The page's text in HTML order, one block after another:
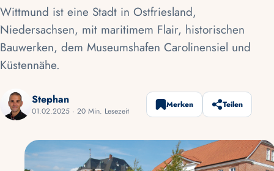
Wittmund ist eine Stadt in Ostfriesland,
Niedersachsen, mit maritimem Flair, historischen
Bauwerken, dem Museumshafen Carolinensiel und
Küstennähe.
Stephan
01.02.2025 · 20 Min. Lesezeit
Merken Teilen